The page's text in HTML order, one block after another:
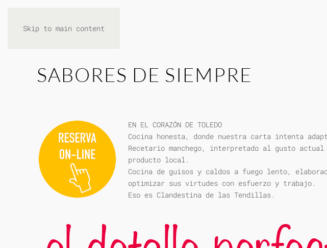
Skip to main content
SABORES DE SIEMPRE
EN EL CORAZÓN DE TOLEDO
Cocina honesta, donde nuestra carta intenta
Recetario manchego, interpretado al gusto
producto local.
Cocina de guisos y caldos a fuego lento,
optimizar sus virtudes con esfuerzo y trabajo.
Eso es Clandestina de las Tendillas.